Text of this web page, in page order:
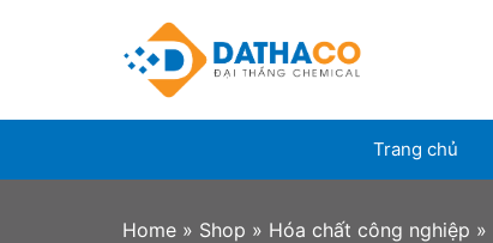
Trang chủ
Home » Shop » Hóa chất công nghiệp »